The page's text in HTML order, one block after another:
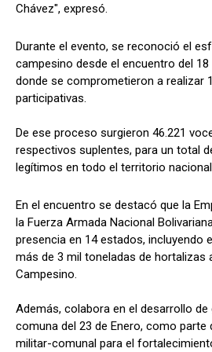
Chávez", expresó.
Durante el evento, se reconoció el
campesino desde el encuentro del
donde se comprometieron a realizar
participativas.
De ese proceso surgieron 46.221
respectivos suplentes, para un total
legítimos en todo el territorio
En el encuentro se destacó que la
la Fuerza Armada Nacional
presencia en 14 estados, incluyendo
más de 3 mil toneladas de hortalizas
Campesino.
Además, colabora en el desarrollo
comuna del 23 de Enero, como parte
militar-comunal para el